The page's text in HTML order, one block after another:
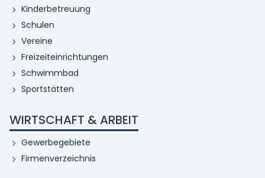
Kinderbetreuung
Schulen
Vereine
Freizeiteinrichtungen
Schwimmbad
Sportstätten
WIRTSCHAFT & ARBEIT
Gewerbegebiete
Firmenverzeichnis